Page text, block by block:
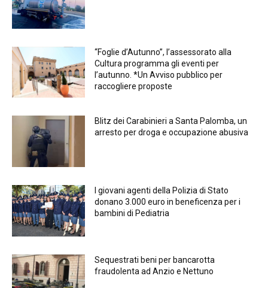
“Foglie d’Autunno”, l’assessorato alla
Cultura programma gli eventi per
l’autunno. *Un Avviso pubblico per
raccogliere proposte
Blitz dei Carabinieri a Santa Palomba, un
arresto per droga e occupazione abusiva
I giovani agenti della Polizia di Stato
donano 3.000 euro in beneficenza per i
bambini di Pediatria
Sequestrati beni per bancarotta
fraudolenta ad Anzio e Nettuno